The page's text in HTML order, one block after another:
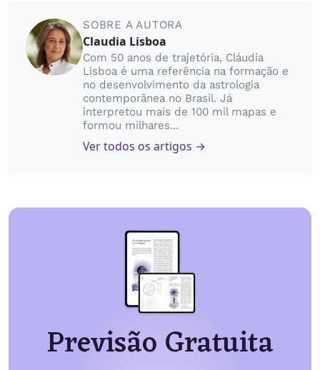
SOBRE A AUTORA
Claudia Lisboa
Com 50 anos de trajetória, Cláudia
Lisboa é uma referência na formação e
no desenvolvimento da astrologia
contemporânea no Brasil. Já
interpretou mais de 100 mil mapas e
formou milhares...
Ver todos os artigos →
Previsão Gratuita